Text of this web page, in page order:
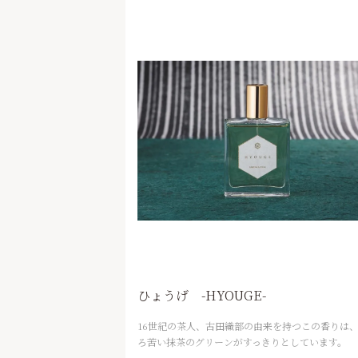
ひょうげ -HYOUGE-
16世紀の茶人、古田織部の由来を持つこの香りは
ろ苦い抹茶のグリーンがすっきりとしています。